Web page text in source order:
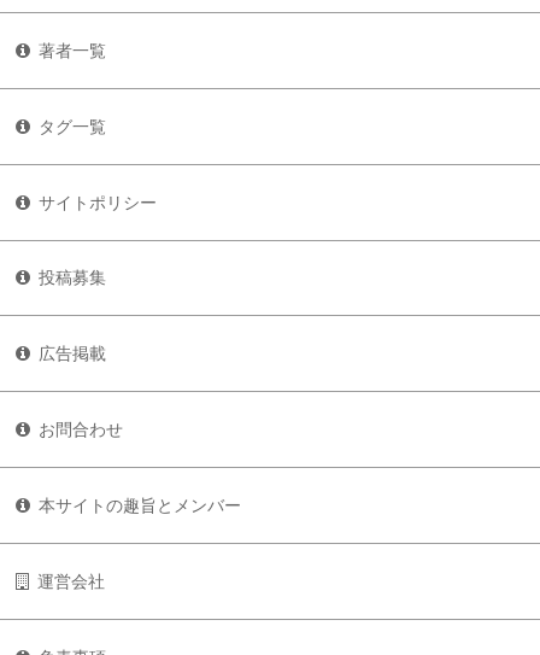
著者一覧
タグ一覧
サイトポリシー
投稿募集
広告掲載
お問合わせ
本サイトの趣旨とメンバー
運営会社